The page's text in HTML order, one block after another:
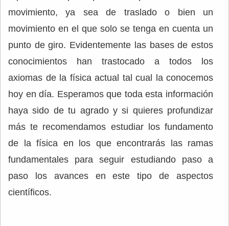
movimiento, ya sea de traslado o bien un
movimiento en el que solo se tenga en cuenta un
punto de giro. Evidentemente las bases de estos
conocimientos han trastocado a todos los
axiomas de la física actual tal cual la conocemos
hoy en día. Esperamos que toda esta información
haya sido de tu agrado y si quieres profundizar
más te recomendamos estudiar los fundamento
de la física en los que encontrarás las ramas
fundamentales para seguir estudiando paso a
paso los avances en este tipo de aspectos
científicos.